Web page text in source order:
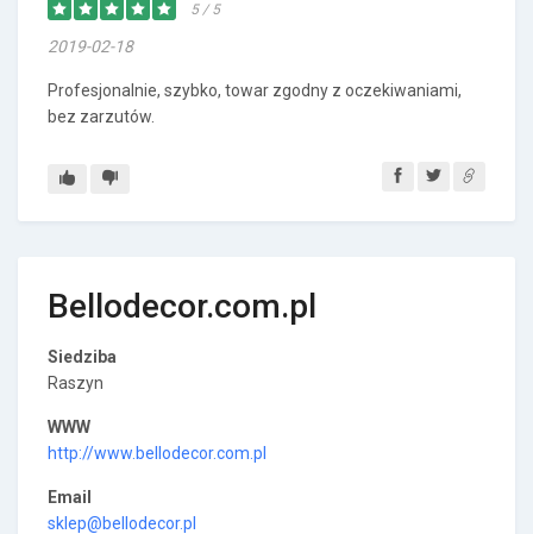
5 / 5
2019-02-18
Profesjonalnie, szybko, towar zgodny z oczekiwaniami,
bez zarzutów.
Bellodecor.com.pl
Siedziba
Raszyn
WWW
http://www.bellodecor.com.pl
Email
sklep@bellodecor.pl